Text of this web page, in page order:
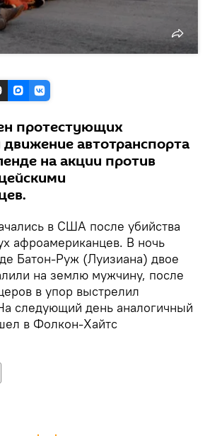
протестующих
автотранспорта
на акции против
в США после убийства
афроамериканцев. В ночь
Батон-Руж (Луизиана) двое
на землю мужчину, после
в упор выстрелил
следующий день аналогичный
в Фолкон-Хайтс